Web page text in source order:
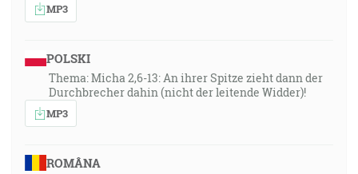
MP3
POLSKI
Thema: Micha 2,6-13: An ihrer Spitze zieht dann der
Durchbrecher dahin (nicht der leitende Widder)!
MP3
ROMÂNA